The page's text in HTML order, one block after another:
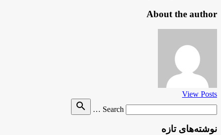
About the author
View Posts
Search …
search
نوشته‌های تازه